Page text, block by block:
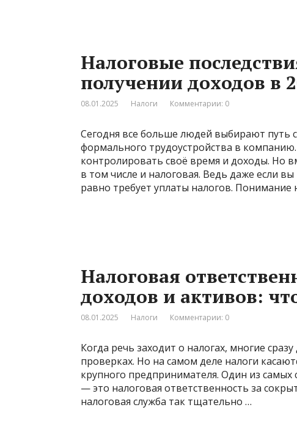
Налоговые
получении доходов в
08.01.2025 Налоги Комментарии: 0
Сегодня все больше людей выбирают путь
формального трудоустройства в
контролировать своё время и доходы. Но
в том числе и налоговая. Ведь даже если вы
равно требует уплаты налогов. Понимание
Налоговая
доходов и активов:
08.01.2025 Налоги Комментарии: 0
Когда речь заходит о налогах, многие
проверках. Но на самом деле налоги
крупного предпринимателя. Один из
— это налоговая ответственность за
налоговая служба так тщательно …